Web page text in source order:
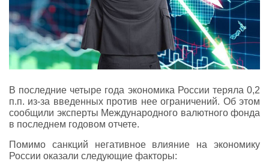
В последние четыре года экономика России теряла 0,2
п.п. из-за введенных против нее ограничений. Об этом
сообщили эксперты Международного валютного фонда
в последнем годовом отчете.
Помимо санкций негативное влияние на экономику
России оказали следующие факторы: